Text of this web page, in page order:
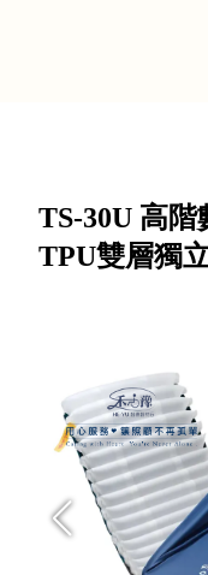
TS-30U 高
TPU雙層獨